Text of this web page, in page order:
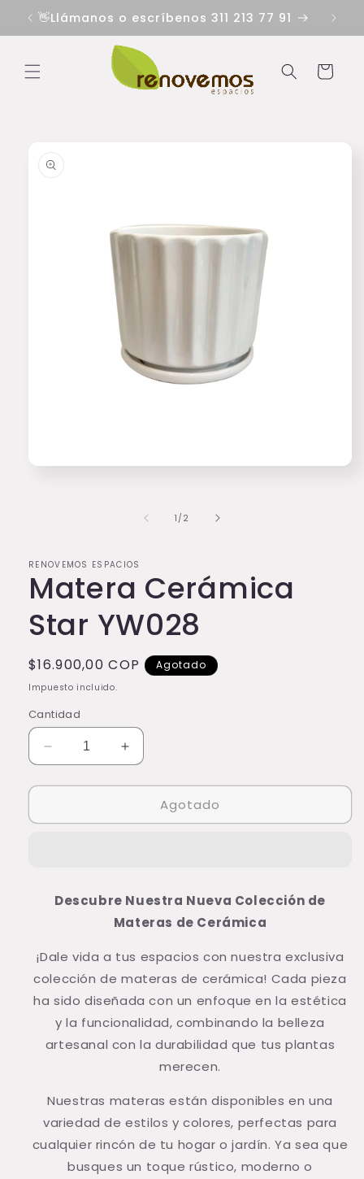
directamente
al contenido
👋Llámanos o escríbenos 311 213 77 91
Carrito
información
1 /de
2
RENOVEMOS ESPACIOS
Matera Cerámica
Star YW028
Precio
habitual
$16.900,00 COP Agotado
Impuesto incluido.
Cantidad
Reducir
cantidad
para
Cerámica
Aumentar
cantidad
para
Matera
Cerámica
Agotado
Descubre Nuestra Nueva Colección de
Materas de Cerámica
¡Dale vida a tus espacios con nuestra exclusiva
colección de materas de cerámica! Cada pieza
ha sido diseñada con un enfoque en la estética
y la funcionalidad, combinando la belleza
artesanal con la durabilidad que tus plantas
merecen.
Nuestras materas están disponibles en una
variedad de estilos y colores, perfectas para
cualquier rincón de tu hogar o jardín. Ya sea que
busques un toque rústico, moderno o